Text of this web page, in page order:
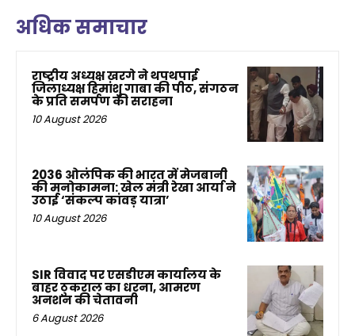
अधिक समाचार
राष्ट्रीय अध्यक्ष खरगे ने थपथपाई
जिलाध्यक्ष हिमांशु गाबा की पीठ, संगठन
के प्रति समर्पण की सराहना
10 August 2026
2036 ओलंपिक की भारत में मेजबानी
की मनोकामना: खेल मंत्री रेखा आर्या ने
उठाई ‘संकल्प कांवड़ यात्रा’
10 August 2026
SIR विवाद पर एसडीएम कार्यालय के
बाहर ठुकराल का धरना, आमरण
अनशन की चेतावनी
6 August 2026